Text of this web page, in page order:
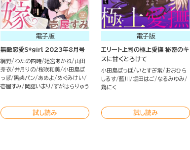
電子版
無敵恋愛S*girl 2023年8月号
網野 わたの四時 姫宮あかね
山田
芽衣 井月りの 桜咲和美 小田島ぽ
っぽ 黒柴パン あめよ
めぐみけい
壱屋すみ
岡舘いまり すがはらりゅう
試し読み
電子版
エリート上司の極上愛撫 秘密のキ
スに甘くとろけて
小田島ぽっぽ いとすぎ常
おおひら
しるす 藍川 堀田はご なるみゆみ
鶏にく
試し読み